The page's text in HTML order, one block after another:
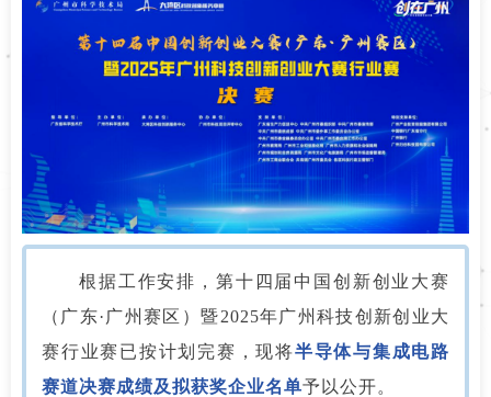
根据工作安排，第十四届中国创新创业大赛
（广东·广州赛区）暨2025年广州科技创新创业大
赛行业赛已按计划完赛，现将半导体与集成电路
赛道决赛成绩及拟获奖企业名单予以公开。